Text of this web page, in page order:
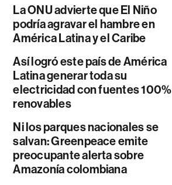
La ONU advierte que El Niño
podría agravar el hambre en
América Latina y el Caribe
Así logró este país de América
Latina generar toda su
electricidad con fuentes 100%
renovables
Ni los parques nacionales se
salvan: Greenpeace emite
preocupante alerta sobre
Amazonía colombiana